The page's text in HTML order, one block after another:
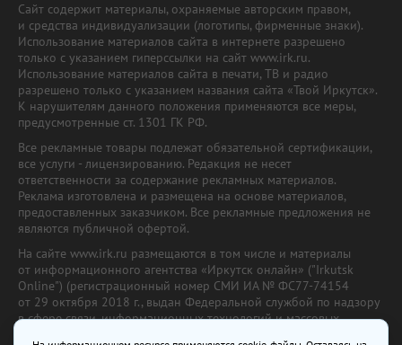
Сайт содержит материалы, охраняемые авторским правом,
и средства индивидуализации (логотипы, фирменные знаки).
Использование материалов сайта в интернете разрешено
только с указанием гиперссылки на сайт www.irk.ru.
Использование материалов сайта в печати, ТВ и радио
разрешено только с указанием названия сайта «Твой Иркутск».
К нарушителям данного положения применяются все меры,
предусмотренные ст. 1301 ГК РФ.
Все рекламные товары подлежат обязательной сертификации,
все услуги - лицензированию. Редакция не несет
ответственности за содержание рекламных материалов.
Реклама изготовлена и размещена на основе материалов,
предоставленных заказчиком. Все рекламные предложения не
являются публичной офертой.
На сайте www.irk.ru размещаются в том числе и материалы
от информационного агентства «Иркутск онлайн» ("Irkutsk
Online") (регистрационный номер СМИ ИА № ФС77-74154
от 29 октября 2018 г., выдан Федеральной службой по надзору
в сфере связи, информационных технологий и массовых